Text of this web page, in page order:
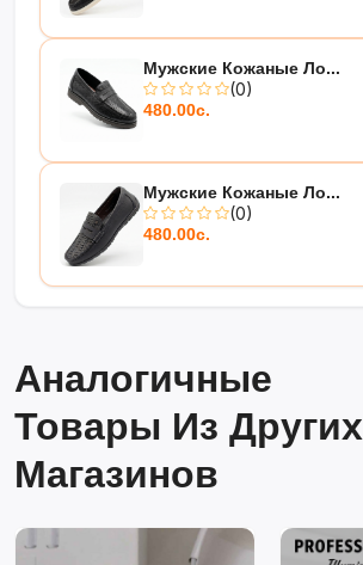
Мужские Кожаные Ло...
(0)
480.00с.
Мужские Кожаные Ло...
(0)
480.00с.
Аналогичные
Товары Из Других
Магазинов